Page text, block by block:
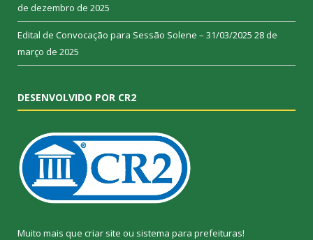
de dezembro de 2025
Edital de Convocação para Sessão Solene – 31/03/2025 28 de
março de 2025
DESENVOLVIDO POR CR2
Muito mais que criar site ou sistema para prefeituras!